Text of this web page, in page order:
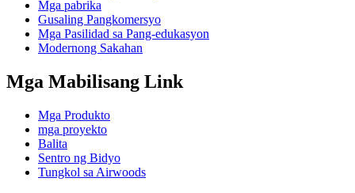
Mga pabrika
Gusaling Pangkomersyo
Mga Pasilidad sa Pang-edukasyon
Modernong Sakahan
Mga Mabilisang Link
Mga Produkto
mga proyekto
Balita
Sentro ng Bidyo
Tungkol sa Airwoods